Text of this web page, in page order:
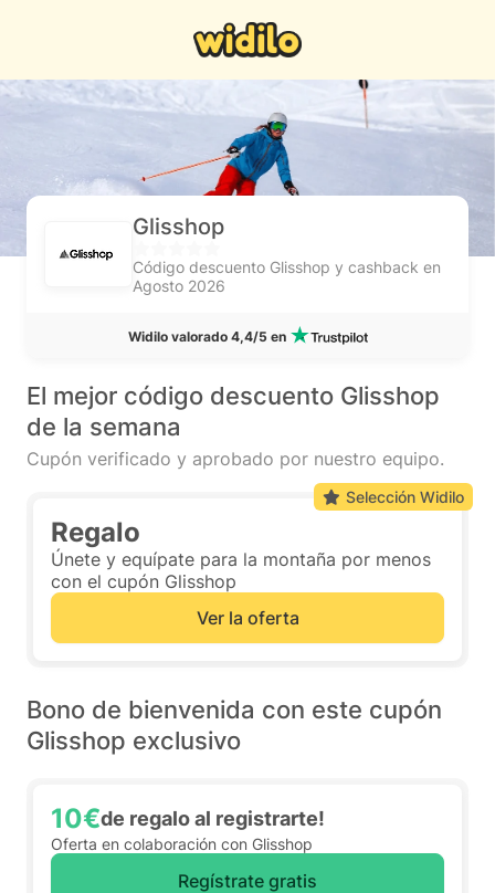
Glisshop
Código descuento Glisshop y cashback en
Agosto 2026
Widilo valorado 4,4/5 en
El mejor código descuento Glisshop
de la semana
Cupón verificado y aprobado por nuestro equipo.
Regalo
Únete y equípate para la montaña por menos
con el cupón Glisshop
Ver la oferta
Selección Widilo
Bono de bienvenida con este cupón
Glisshop exclusivo
10€de regalo al registrarte!
Oferta en colaboración con Glisshop
Regístrate gratis